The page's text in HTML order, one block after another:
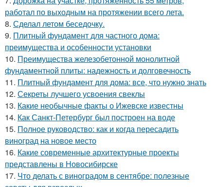
работал по выходным на протяжении всего лета.
8. Сделал летом беседочку.
9. Плитный фундамент для частного дома:
преимущества и особенности установки
10. Преимущества железобетонной монолитной
фундаментной плиты: надежность и долговечность
11. Плитный фундамент для дома: все, что нужно знать
12. Секреты лучшего усвоения свеклы
13. Какие необычные факты о Ижевске известны
14. Как Санкт-Петербург был построен на воде
15. Полное руководство: как и когда пересадить
виноград на новое место
16. Какие современные архитектурные проекты
представлены в Новосибирске
17. Что делать с виноградом в сентябре: полезные